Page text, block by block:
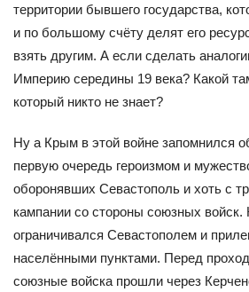
территории бывшего государства,
и по большому счёту делят его
взять другим. А если сделать
Империю середины 19 века? Какой
который никто не знает?
Ну а Крым в этой войне запомнился
первую очередь героизмом и
оборонявших Севастополь и хоть с
кампании со стороны союзных войск.
ограничивался Севастополем и
населёнными пунктами. Перед
союзные войска прошли через